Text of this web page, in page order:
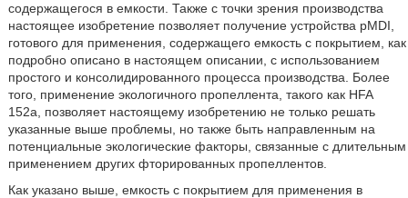
содержащегося в емкости. Также с точки зрения производства
настоящее изобретение позволяет получение устройства pMDI,
готового для применения, содержащего емкость с покрытием, как
подробно описано в настоящем описании, с использованием
простого и консолидированного процесса производства. Более
того, применение экологичного пропеллента, такого как HFA
152a, позволяет настоящему изобретению не только решать
указанные выше проблемы, но также быть направленным на
потенциальные экологические факторы, связанные с длительным
применением других фторированных пропеллентов.
Как указано выше, емкость с покрытием для применения в